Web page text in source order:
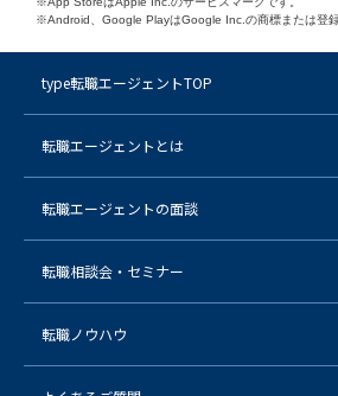
※Android、Google PlayはGoogle Inc.の商標または登録
type転職エージェントTOP
転職エージェントとは
転職エージェントの面談
転職相談会・セミナー
転職ノウハウ